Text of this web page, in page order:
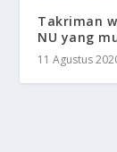
Takriman
NU yang
11 Agustus